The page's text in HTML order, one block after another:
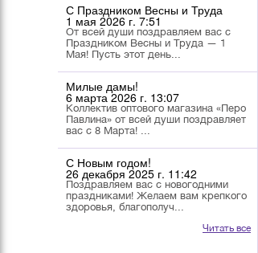
С Праздником Весны и Труда
1 мая 2026 г. 7:51
От всей души поздравляем вас с
Праздником Весны и Труда — 1
Мая! Пусть этот день...
Милые дамы!
6 марта 2026 г. 13:07
Коллектив оптового магазина «Перо
Павлина» от всей души поздравляет
вас с 8 Марта! ...
С Новым годом!
26 декабря 2025 г. 11:42
Поздравляем вас с новогодними
праздниками! Желаем вам крепкого
здоровья, благополуч...
Читать все